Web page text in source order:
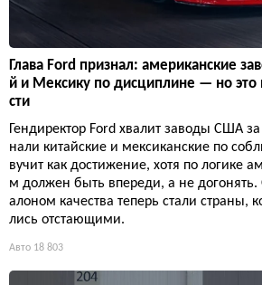
Глава Ford признал: американские
й и Мексику по дисциплине — но это
сти
Гендиректор Ford хвалит заводы США
нали китайские и мексиканские по
вучит как достижение, хотя по логике
м должен быть впереди, а не догонять.
алоном качества теперь стали страны,
лись отстающими.
Авто 18 803